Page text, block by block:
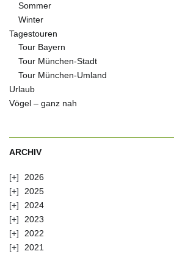
Sommer
Winter
Tagestouren
Tour Bayern
Tour München-Stadt
Tour München-Umland
Urlaub
Vögel – ganz nah
ARCHIV
2026
2025
2024
2023
2022
2021